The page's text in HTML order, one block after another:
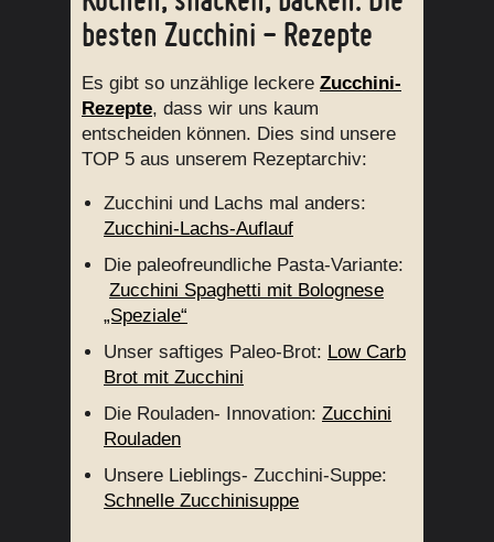
besten Zucchini - Rezepte
Es gibt so unzählige leckere Zucchini-
Rezepte, dass wir uns kaum
entscheiden können. Dies sind unsere
TOP 5 aus unserem Rezeptarchiv:
Zucchini und Lachs mal anders:
Zucchini-Lachs-Auflauf
Die paleofreundliche Pasta-Variante:
Zucchini Spaghetti mit Bolognese
„Speziale“
Unser saftiges Paleo-Brot: Low Carb
Brot mit Zucchini
Die Rouladen- Innovation: Zucchini
Rouladen
Unsere Lieblings- Zucchini-Suppe:
Schnelle Zucchinisuppe